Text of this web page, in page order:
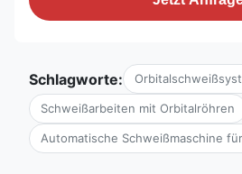
Schlagworte:
Schweißarbeiten mit Orbitalröhren
Automatische Schweißmaschine